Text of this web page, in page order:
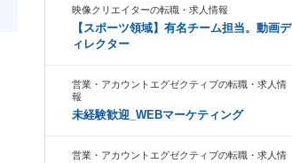
映像クリエイターの転職・求人情報
【スポーツ領域】有名チーム担当。動画デ
ィレクター
営業・アカウントエグゼクティブの転職・求人情
報
未経験歓迎_WEBマーケティング
営業・アカウントエグゼクティブの転職・求人情